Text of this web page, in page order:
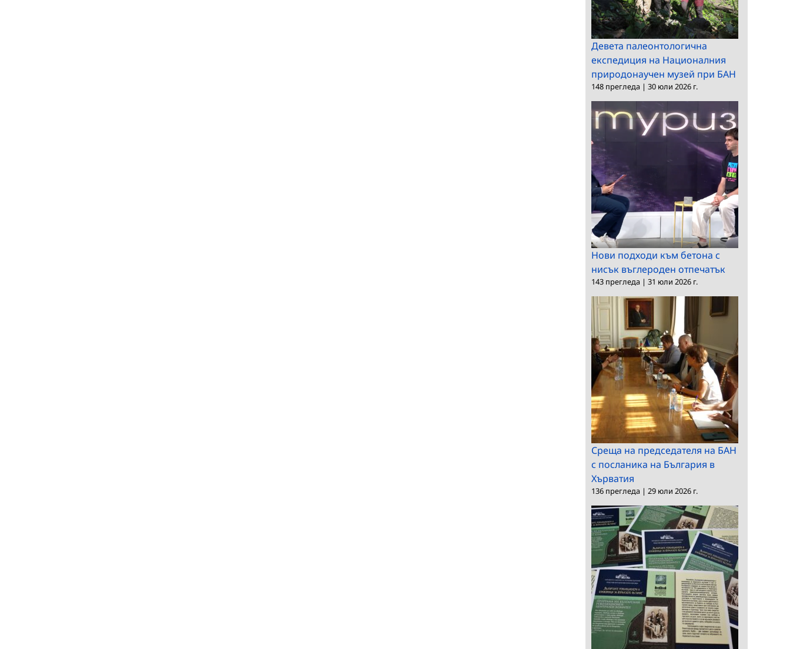
Девета палеонтологична
експедиция на Националния
природонаучен музей при БАН
148 прегледа | 30 юли 2026 г.
Нови подходи към бетона с
нисък въглероден отпечатък
143 прегледа | 31 юли 2026 г.
Среща на председателя на БАН
с посланика на България в
Хърватия
136 прегледа | 29 юли 2026 г.